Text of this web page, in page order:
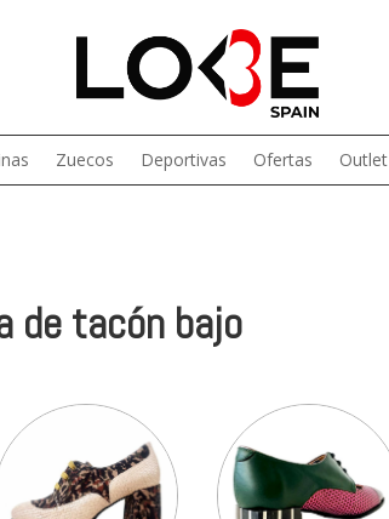
Zuecos Deportivas Ofertas Outlet
de tacón bajo